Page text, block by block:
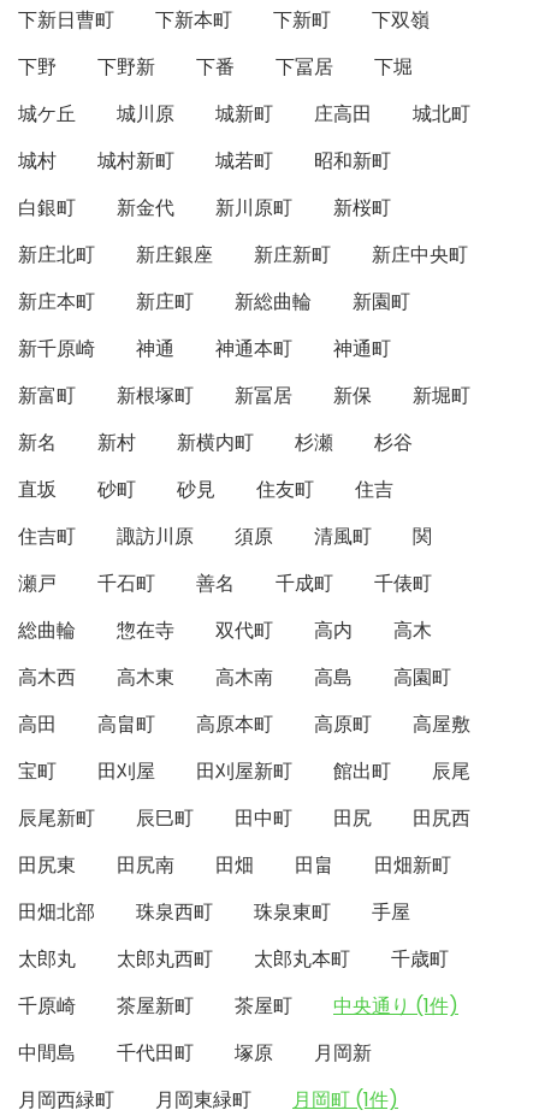
下新日曹町
下新本町 下新町
下双嶺
下野
下野新 下番 下冨居
下堀
城ケ丘
城川原 城新町 庄高田
城北町
城村
城村新町 城若町
昭和新町
白銀町
新金代 新川原町
新桜町
新庄北町
新庄銀座 新庄新町
新庄中央町
新庄本町
新庄町 新総曲輪
新園町
新千原崎
神通 神通本町
神通町
新富町
新根塚町 新冨居 新保
新堀町
新名
新村 新横内町 杉瀬
杉谷
直坂
砂町 砂見 住友町
住吉
住吉町
諏訪川原 須原 清風町
関
瀬戸
千石町 善名 千成町
千俵町
総曲輪
惣在寺 双代町 高内
高木
高木西
高木東 高木南 高島
高園町
高田
高畠町 高原本町 高原町
高屋敷
宝町
田刈屋 田刈屋新町 館出町
辰尾
辰尾新町
辰巳町 田中町 田尻
田尻西
田尻東
田尻南 田畑 田畠
田畑新町
田畑北部
珠泉西町 珠泉東町
手屋
太郎丸
太郎丸西町 太郎丸本町
千歳町
千原崎
茶屋新町 茶屋町
中央通り (1件)
中間島
千代田町 塚原
月岡新
月岡西緑町
月岡東緑町
月岡町 (1件)